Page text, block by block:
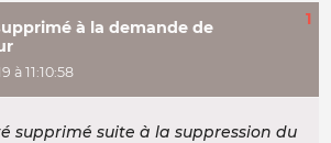
à la demande de
à 11:10:58
1
supprimé suite à la suppression du